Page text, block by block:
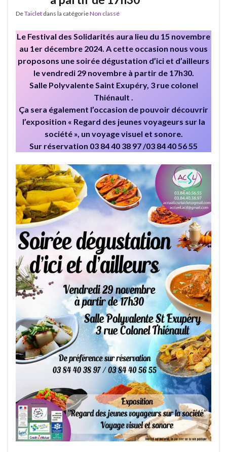
DeTaiclet dans la catégorieNon classé
Le Festival des Solidarités aura lieu du 15 novembre
au 1er décembre 2024. A cette occasion nous vous
proposons une soirée dégustation d’ici et d’ailleurs
le vendredi 29 novembre à partir de 17h30.
Salle Polyvalente Saint Exupéry, 3 rue colonel
Thiénault .
Ça sera également l’occasion de pouvoir découvrir
l’exposition « Regard des jeunes voyageurs sur la
société », un voyage visuel et sonore.
Sur réservation 03 84 40 38 97 /03 84 40 56 55